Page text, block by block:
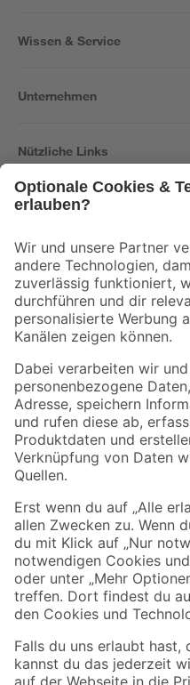
Wissen & Service
Unternehmen
Nützliche Links
Der toom Newsletter: Keine
Zur Newsletter Anmeldung
Folge uns
Zahlungsarten
Sicher einkaufen
Jetzt die toom-App
Alle Preisangaben in EUR inkl. gesetzl.
Umständen nicht in allen Märkten